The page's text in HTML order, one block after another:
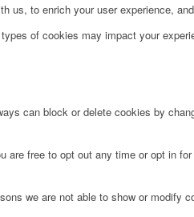
to enrich your user experience,
of cookies may impact your
can block or delete cookies by
free to opt out any time or opt in
we are not able to show or modify